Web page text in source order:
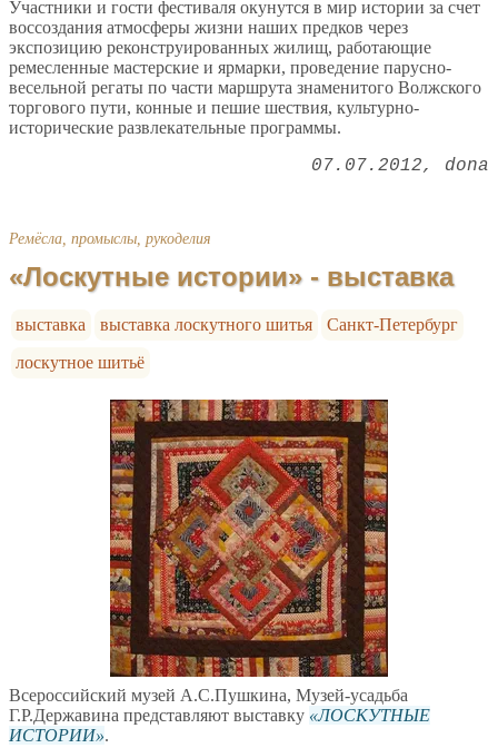
Участники и гости фестиваля окунутся в мир истории за счет
воссоздания атмосферы жизни наших предков через
экспозицию реконструированных жилищ, работающие
ремесленные мастерские и ярмарки, проведение парусно-
весельной регаты по части маршрута знаменитого Волжского
торгового пути, конные и пешие шествия, культурно-
исторические развлекательные программы.
07.07.2012 dona
Ремёсла, промыслы, рукоделия
«Лоскутные истории» - выставка
выставка выставка лоскутного шитья
Санкт-Петербург
лоскутное шитьё
Всероссийский музей А.С.Пушкина, Музей-усадьба
Г.Р.Державина представляют выставку
ЛОСКУТНЫЕ
ИСТОРИИ .